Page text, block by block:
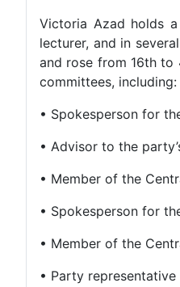
Victoria Azad holds a
lecturer, and in
and rose from 16th to
committees, including:
• Spokesperson for
• Advisor to the
• Member of the
• Spokesperson for
• Member of the
• Party